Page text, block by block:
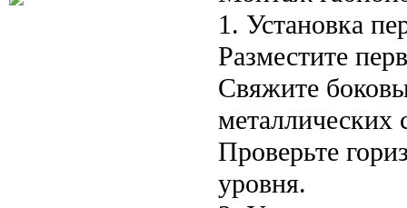
1. Установка
Разместите
Свяжите
металлических
Проверьте
уровня.